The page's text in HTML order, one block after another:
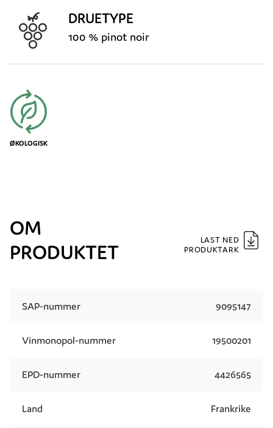
DRUETYPE
100 % pinot noir
ØKOLOGISK
OM
PRODUKTET
LAST NED
PRODUKTARK
SAP-nummer 9095147
Vinmonopol-nummer 19500201
EPD-nummer 4426565
Land Frankrike